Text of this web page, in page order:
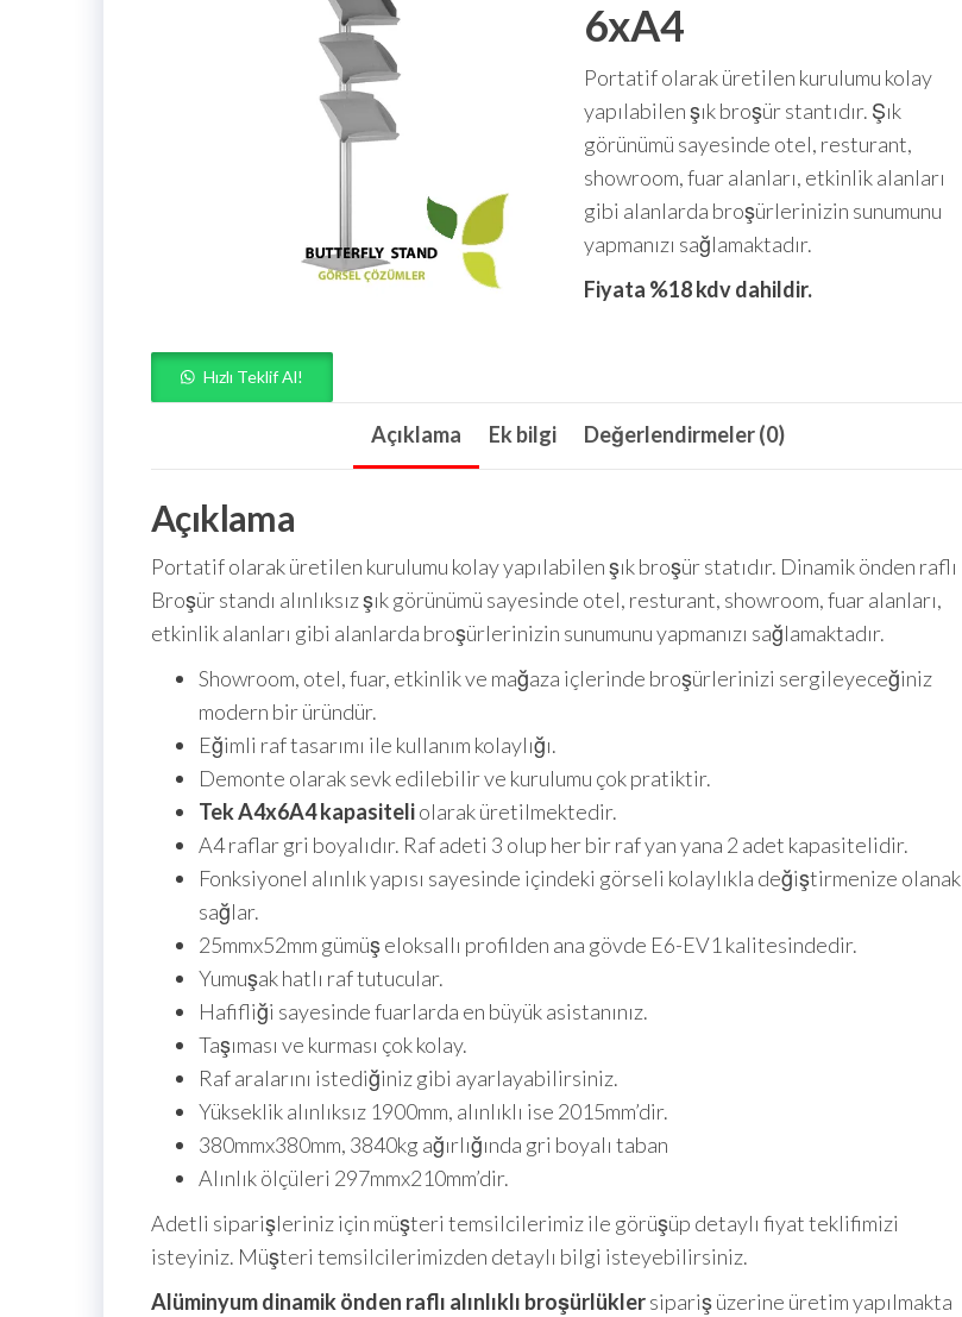
6xA4
Portatif olarak üretilen kurulumu kolay
yapılabilen şık broşür stantıdır. Şık
görünümü sayesinde otel, resturant,
showroom, fuar alanları, etkinlik alanları
gibi alanlarda broşürlerinizin sunumunu
yapmanızı sağlamaktadır.
Fiyata %18 kdv dahildir.
Hızlı Teklif Al!
Açıklama Ek bilgi Değerlendirmeler (0)
Açıklama
Portatif olarak üretilen kurulumu kolay yapılabilen şık broşür statıdır. Dinamik önden raflı
Broşür standı alınlıksız şık görünümü sayesinde otel, resturant, showroom, fuar alanları,
etkinlik alanları gibi alanlarda broşürlerinizin sunumunu yapmanızı sağlamaktadır.
Showroom, otel, fuar, etkinlik ve mağaza içlerinde broşürlerinizi sergileyeceğiniz
modern bir üründür.
Eğimli raf tasarımı ile kullanım kolaylığı.
Demonte olarak sevk edilebilir ve kurulumu çok pratiktir.
Tek A4x6A4 kapasiteliolarak üretilmektedir.
A4 raflar gri boyalıdır. Raf adeti 3 olup her bir raf yan yana 2 adet kapasitelidir.
Fonksiyonel alınlık yapısı sayesinde içindeki görseli kolaylıkla değiştirmenize olanak
sağlar.
25mmx52mm gümüş eloksallı profilden ana gövde E6-EV1 kalitesindedir.
Yumuşak hatlı raf tutucular.
Hafifliği sayesinde fuarlarda en büyük asistanınız.
Taşıması ve kurması çok kolay.
Raf aralarını istediğiniz gibi ayarlayabilirsiniz.
Yükseklik alınlıksız 1900mm, alınlıklı ise 2015mm’dir.
380mmx380mm, 3840kg ağırlığında gri boyalı taban
Alınlık ölçüleri 297mmx210mm’dir.
Adetli siparişleriniz için müşteri temsilcilerimiz ile görüşüp detaylı fiyat teklifimizi
isteyiniz. Müşteri temsilcilerimizden detaylı bilgi isteyebilirsiniz.
Alüminyum dinamik önden raflı alınlıklı broşürlüklersipariş üzerine üretim yapılmakta